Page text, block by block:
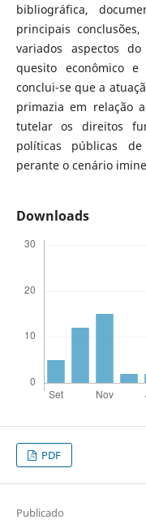
bibliográfica,
principais
variados aspectos
quesito econômico
conclui-se que a
primazia em relação
tutelar os direitos
políticas públicas
perante o cenário
Downloads
PDF
Publicado